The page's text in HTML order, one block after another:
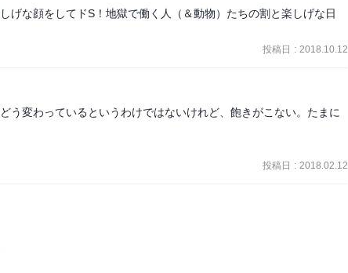
げな顔をしてドS！地獄で働く人（＆動物）たちの割と楽しげな日
投稿日 : 2018.10.12
う変わっているというわけではないけれど、飽きがこない。たまに
投稿日 : 2018.02.12